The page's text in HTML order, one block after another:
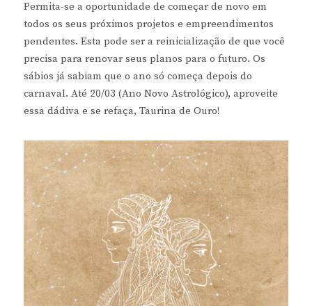
Permita-se a oportunidade de começar de novo em
todos os seus próximos projetos e empreendimentos
pendentes. Esta pode ser a reinicialização de que você
precisa para renovar seus planos para o futuro. Os
sábios já sabiam que o ano só começa depois do
carnaval. Até 20/03 (Ano Novo Astrológico), aproveite
essa dádiva e se refaça, Taurina de Ouro!